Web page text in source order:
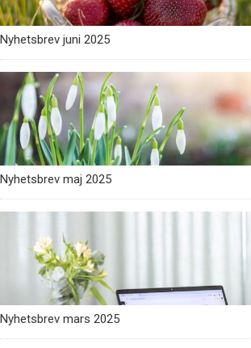
Nyhetsbrev juni 2025
Nyhetsbrev maj 2025
Nyhetsbrev mars 2025